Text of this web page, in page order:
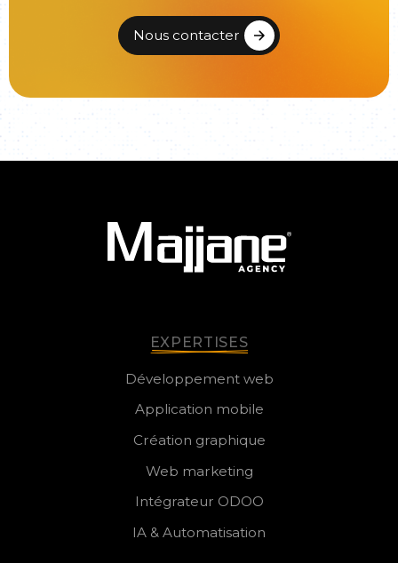
Nous contacter
EXPERTISES
Développement web
Application mobile
Création graphique
Web marketing
Intégrateur ODOO
IA & Automatisation